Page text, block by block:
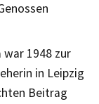
war 1948 zur
in Leipzig
Beitrag